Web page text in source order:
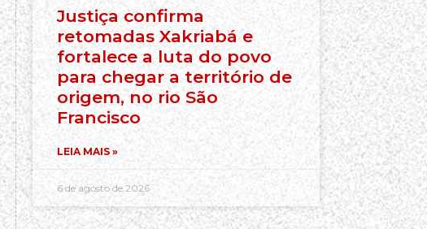
Justiça confirma
retomadas Xakriabá e
fortalece a luta do povo
para chegar a território de
origem, no rio São
Francisco
LEIA MAIS »
6 de agosto de 2026